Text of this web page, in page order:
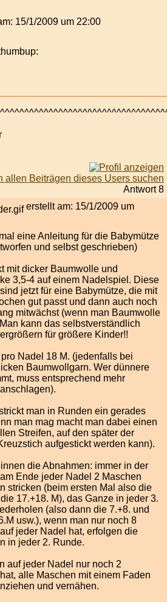
15/1/2009 um 22:00
Antwort 8
erstellt am: 15/1/2009 um
eine Anleitung für die Babymütze
und selbst geschrieben)
mit dicker Baumwolle und
3,5-4 auf einem Nadelspiel. Diese
jetzt für eine Babymütze, die mit
gut passt und dann auch noch
mitwächst (wenn man Baumwolle
kann das selbstverständlich
für größere Kinder!!
Nadel 18 M. (jedenfalls bei
Baumwollgarn. Wer dünnere
muss entsprechend mehr
man in Runden ein gerades
man mag macht man dabei einen
Streifen, auf den später der
aufgestickt werden kann).
die Abnahmen: immer in der
Ende jeder Nadel 2 Maschen
stricken (beim ersten Mal also die
17.+18. M), das Ganze in jeder 3.
(also dann die 7.+8. und
usw.), wenn man nur noch 8
jeder Nadel hat, erfolgen die
in jeder 2. Runde.
auf jeder Nadel nur noch 2
alle Maschen mit einem Faden
und vernähen.